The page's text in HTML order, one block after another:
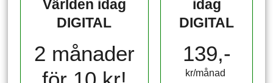
Världen idag
DIGITAL
2 månader
idag
DIGITAL
139,-
kr/månad ​​​​​​